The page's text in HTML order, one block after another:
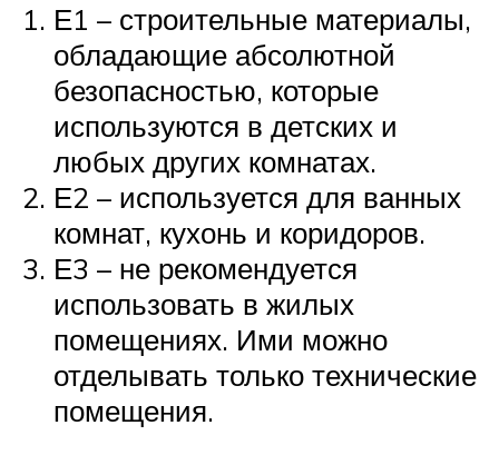
Е1 – строительные материалы,
обладающие абсолютной
безопасностью, которые
используются в детских и
любых других комнатах.
Е2 – используется для ванных
комнат, кухонь и коридоров.
Е3 – не рекомендуется
использовать в жилых
помещениях. Ими можно
отделывать только технические
помещения.